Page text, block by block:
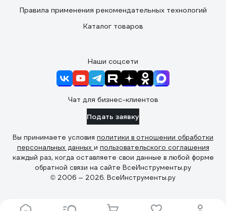
Правила применения рекомендательных технологий
Каталог товаров
Наши соцсети
Чат для бизнес-клиентов
Подать заявку
Вы принимаете условия политики в отношении обработки
персональных данных и пользовательского соглашения
каждый раз, когда оставляете свои данные в любой форме
обратной связи на сайте ВсеИнструменты.ру
© 2006 — 2026. ВсеИнструменты.ру